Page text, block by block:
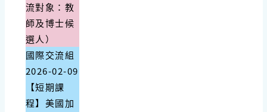
流對象：教
師及博士候
選人）
國際交流組
2026-02-09
【短期課
程】美國加